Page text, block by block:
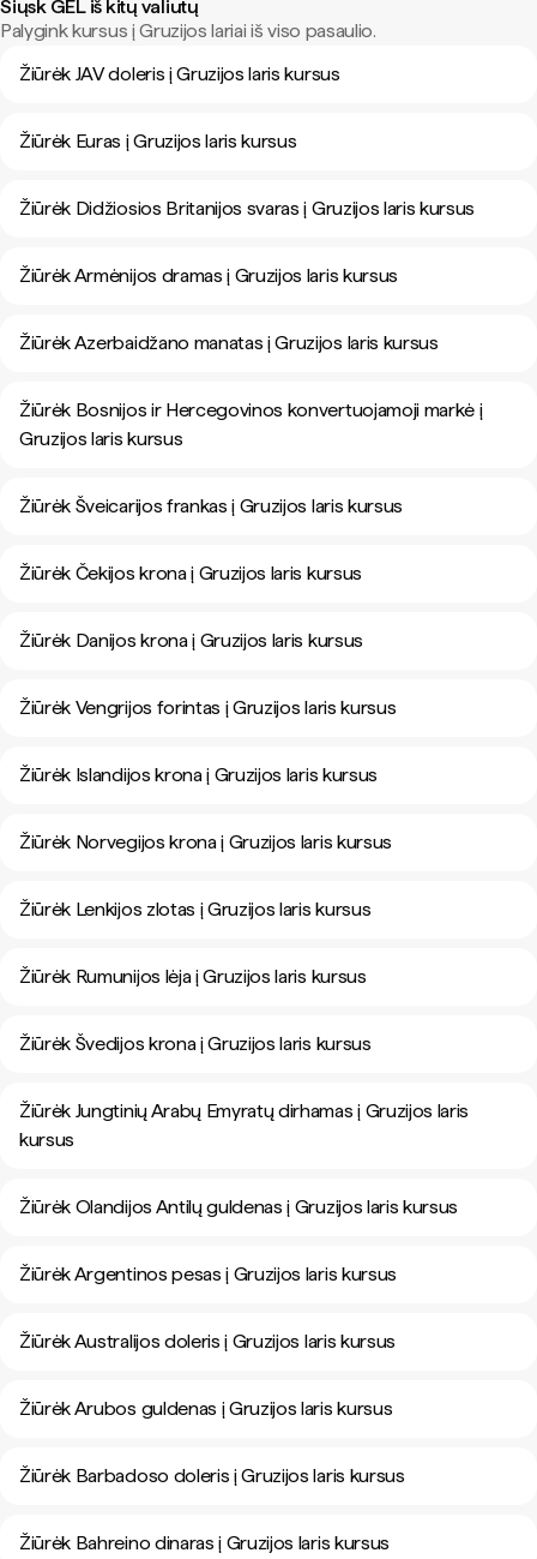
Siųsk GEL iš kitų valiutų
Palygink kursus į Gruzijos lariai iš viso pasaulio.
Žiūrėk JAV doleris į Gruzijos laris kursus
Žiūrėk Euras į Gruzijos laris kursus
Žiūrėk Didžiosios Britanijos svaras į Gruzijos laris kursus
Žiūrėk Armėnijos dramas į Gruzijos laris kursus
Žiūrėk Azerbaidžano manatas į Gruzijos laris kursus
Žiūrėk Bosnijos ir Hercegovinos konvertuojamoji markė į
Gruzijos laris kursus
Žiūrėk Šveicarijos frankas į Gruzijos laris kursus
Žiūrėk Čekijos krona į Gruzijos laris kursus
Žiūrėk Danijos krona į Gruzijos laris kursus
Žiūrėk Vengrijos forintas į Gruzijos laris kursus
Žiūrėk Islandijos krona į Gruzijos laris kursus
Žiūrėk Norvegijos krona į Gruzijos laris kursus
Žiūrėk Lenkijos zlotas į Gruzijos laris kursus
Žiūrėk Rumunijos lėja į Gruzijos laris kursus
Žiūrėk Švedijos krona į Gruzijos laris kursus
Žiūrėk Jungtinių Arabų Emyratų dirhamas į Gruzijos laris
kursus
Žiūrėk Olandijos Antilų guldenas į Gruzijos laris kursus
Žiūrėk Argentinos pesas į Gruzijos laris kursus
Žiūrėk Australijos doleris į Gruzijos laris kursus
Žiūrėk Arubos guldenas į Gruzijos laris kursus
Žiūrėk Barbadoso doleris į Gruzijos laris kursus
Žiūrėk Bahreino dinaras į Gruzijos laris kursus